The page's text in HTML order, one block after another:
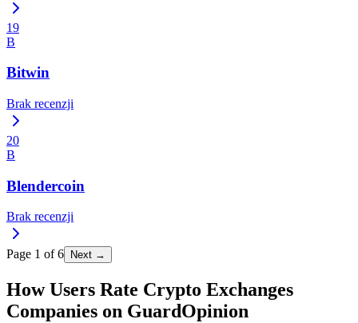
19
B
Bitwin
Brak recenzji
20
B
Blendercoin
Brak recenzji
Page 1 of6 Next →
How Users Rate Crypto Exchanges
Companies on GuardOpinion